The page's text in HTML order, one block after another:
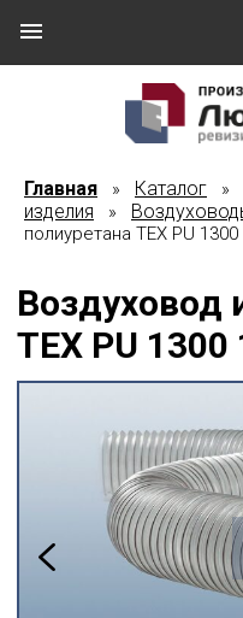
Главная » Каталог »
изделия »
полиуретана ТЕХ PU 1300
Воздуховод
ТЕХ PU 1300